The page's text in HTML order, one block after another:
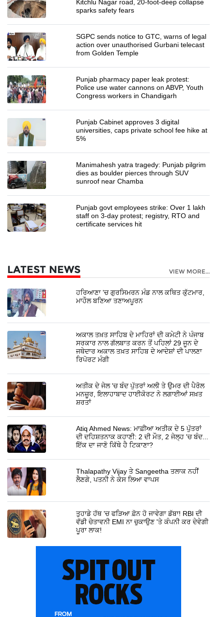
Kitchlu Nagar road, 20-foot-deep collapse
sparks safety fears
SGPC sends notice to GTC, warns of legal
action over unauthorised Gurbani telecast
from Golden Temple
Punjab pharmacy paper leak protest:
Police use water cannons on ABVP, Youth
Congress workers in Chandigarh
Punjab Cabinet approves 3 digital
universities, caps private school fee hike at
5%
Manimahesh yatra tragedy: Punjab pilgrim
dies as boulder pierces through SUV
sunroof near Chamba
Punjab govt employees strike: Over 1 lakh
staff on 3-day protest; registry, RTO and
certificate services hit
LATEST NEWS VIEW MORE...
ਹਰਿਆਣਾ 'ਚ ਗੁਰਸਿਮਰਨ ਮੰਡ ਨਾਲ ਕਥਿਤ ਕੁੱਟਮਾਰ,
ਮਾਹੌਲ ਬਣਿਆ ਤਣਾਅਪੂਰਨ
ਅਕਾਲ ਤਖ਼ਤ ਸਾਹਿਬ ਦੇ ਮਾਹਿਰਾਂ ਦੀ ਕਮੇਟੀ ਨੇ ਪੰਜਾਬ
ਸਰਕਾਰ ਨਾਲ ਗੱਲਬਾਤ ਕਰਨ ਤੋਂ ਪਹਿਲਾਂ 29 ਜੂਨ ਦੇ
ਜਥੇਦਾਰ ਅਕਾਲ ਤਖ਼ਤ ਸਾਹਿਬ ਦੇ ਆਦੇਸ਼ਾਂ ਦੀ ਪਾਲਣਾ
ਰਿਪੋਰਟ ਮੰਗੀ
ਅਤੀਕ ਦੇ ਜੇਲ 'ਚ ਬੰਦ ਪੁੱਤਰਾਂ ਅਲੀ ਤੇ ਉਮਰ ਦੀ ਪੈਰੋਲ
ਮਨਜ਼ੂਰ, ਇਲਾਹਾਬਾਦ ਹਾਈਕੋਰਟ ਨੇ ਲਗਾਈਆਂ ਸਖ਼ਤ
ਸ਼ਰਤਾਂ
Atiq Ahmed News: ਮਾਫ਼ੀਆ ਅਤੀਕ ਦੇ 5 ਪੁੱਤਰਾਂ
ਦੀ ਦਹਿਸ਼ਤਨਾਕ ਕਹਾਣੀ: 2 ਦੀ ਮੌਤ, 2 ਜੇਲ੍ਹ 'ਚ ਬੰਦ...
ਇੱਕ ਦਾ ਜਾਣੋ ਕਿੱਥੇ ਹੈ ਟਿਕਾਣਾ?
Thalapathy Vijay ਤੇ Sangeetha ਤਲਾਕ ਨਹੀਂ
ਲੈਣਗੇ, ਪਤਨੀ ਨੇ ਕੇਸ ਲਿਆ ਵਾਪਸ
ਤੁਹਾਡੇ ਹੱਥ 'ਚ ਫੜਿਆ ਫ਼ੋਨ ਹੋ ਜਾਵੇਗਾ ਡੱਬਾ! RBI ਦੀ
ਵੱਡੀ ਚੇਤਾਵਨੀ EMI ਨਾ ਚੁਕਾਉਣ 'ਤੇ ਕੰਪਨੀ ਕਰ ਦੇਵੇਗੀ
ਪੂਰਾ ਲਾਕ!